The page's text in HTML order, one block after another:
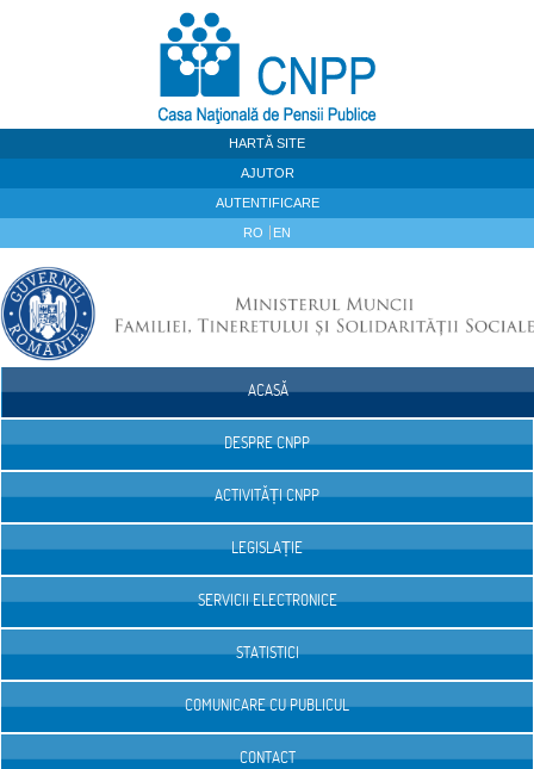
HARTĂ SITE
AJUTOR
AUTENTIFICARE
RO EN
ACASĂ
DESPRE CNPP
ACTIVITĂȚI CNPP
LEGISLAȚIE
SERVICII ELECTRONICE
STATISTICI
COMUNICARE CU PUBLICUL
CONTACT